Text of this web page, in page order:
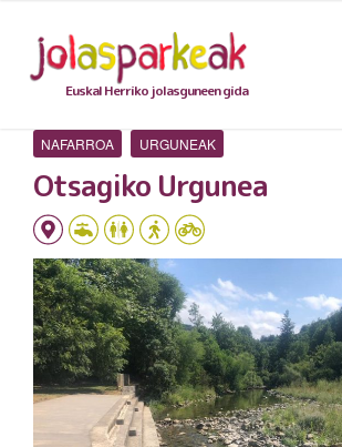
Euskal Herriko jolasguneen gida
NAFARROA URGUNEAK
Otsagiko Urgunea